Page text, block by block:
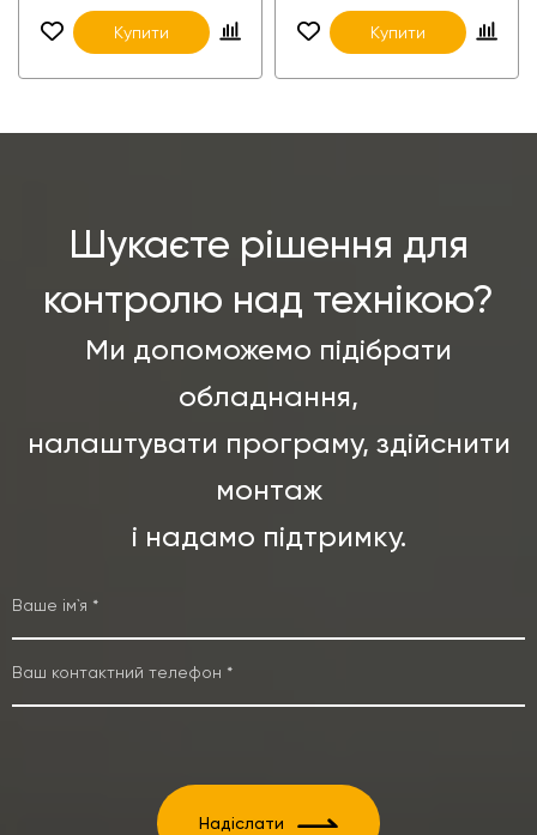
Купити Купити
Шукаєте рішення для
контролю над технікою?
Ми допоможемо підібрати
обладнання,
налаштувати програму, здійснити
монтаж
і надамо підтримку.
Надіслати